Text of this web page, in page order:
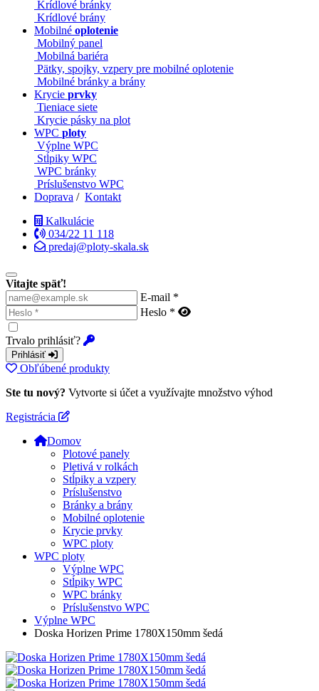
Krídlové bránky
Krídlové brány
Mobilné oplotenie
Mobilný panel
Mobilná bariéra
Pätky, spojky, vzpery pre mobilné oplotenie
Mobilné bránky a brány
Krycie prvky
Tieniace siete
Krycie pásky na plot
WPC ploty
Výplne WPC
Stĺpiky WPC
WPC bránky
Príslušenstvo WPC
Doprava / Kontakt
Kalkulácie
034/22 11 118
predaj@ploty-skala.sk
Vitajte späť!
E-mail *
Heslo *
Trvalo prihlásiť?
Prihlásiť
Obľúbené produkty
Ste tu nový? Vytvorte si účet a využívajte množstvo výhod
Registrácia
Domov
Plotové panely
Pletivá v rolkách
Stĺpiky a vzpery
Príslušenstvo
Bránky a brány
Mobilné oplotenie
Krycie prvky
WPC ploty
WPC ploty
Výplne WPC
Stĺpiky WPC
WPC bránky
Príslušenstvo WPC
Výplne WPC
Doska Horizen Prime 1780X150mm šedá